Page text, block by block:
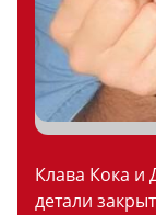
Клава Кока
детали